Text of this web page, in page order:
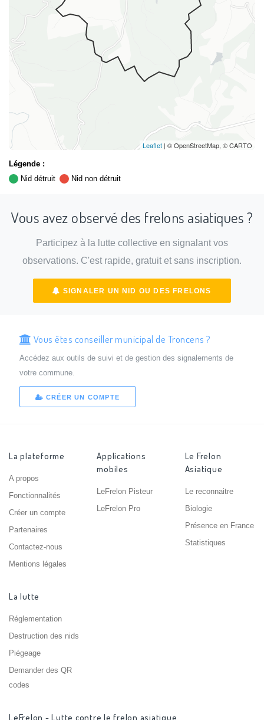
Leaflet | © OpenStreetMap, © CARTO
Légende :
Nid détruit
Nid non détruit
Vous avez observé des frelons asiatiques ?
Participez à la lutte collective en signalant vos
observations. C'est rapide, gratuit et sans inscription.
SIGNALER UN NID OU DES FRELONS
Vous êtes conseiller municipal de Troncens ?
Accédez aux outils de suivi et de gestion des signalements de
votre commune.
CRÉER UN COMPTE
La plateforme
A propos
Fonctionnalités
Créer un compte
Partenaires
Contactez-nous
Mentions légales
Applications
mobiles
LeFrelon Pisteur
LeFrelon Pro
Le Frelon
Asiatique
Le reconnaitre
Biologie
Présence en France
Statistiques
La lutte
Réglementation
Destruction des nids
Piégeage
Demander des QR
codes
LeFrelon - Lutte contre le frelon asiatique